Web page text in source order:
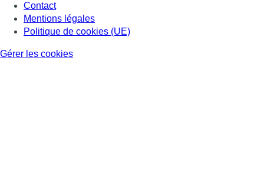
Contact
Mentions légales
Politique de cookies (UE)
Gérer les cookies